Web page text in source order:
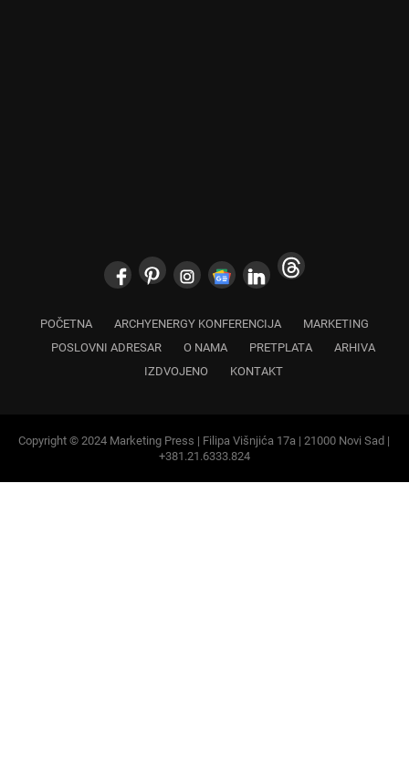
POSLOVNI ADRESAR
O NAMA PRETPLATA
+381.21.6333.824